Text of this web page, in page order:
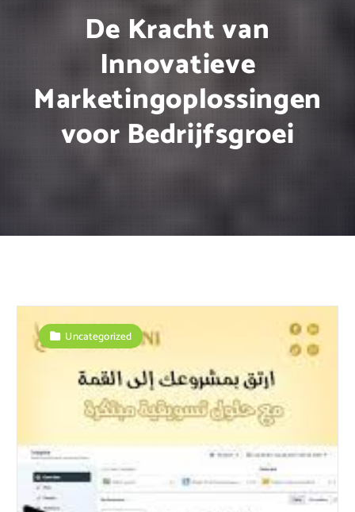
De Kracht van
Innovatieve
Marketingoplossingen
voor Bedrijfsgroei
Uncategorized